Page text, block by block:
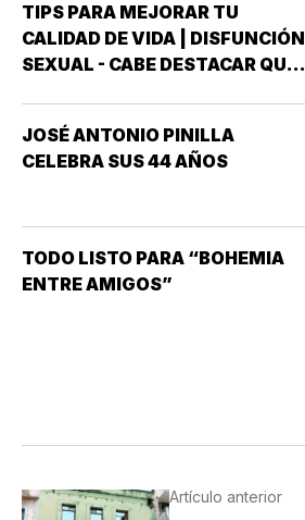
TIPS PARA MEJORAR TU
CALIDAD DE VIDA | DISFUNCIÓN
SEXUAL - CABE DESTACAR QUE
INTERÉS HA GENERADO PARA
LA INVESTIGACIÓN DE NUEVOS
DISFUNCIÓN ERÉCTIL
(INCAPACIDAD DE ALCANZAR
Y/O MANTENER…
JOSÉ ANTONIO PINILLA
CELEBRA SUS 44 AÑOS
TODO LISTO PARA “BOHEMIA
ENTRE AMIGOS”
Artículo anterior